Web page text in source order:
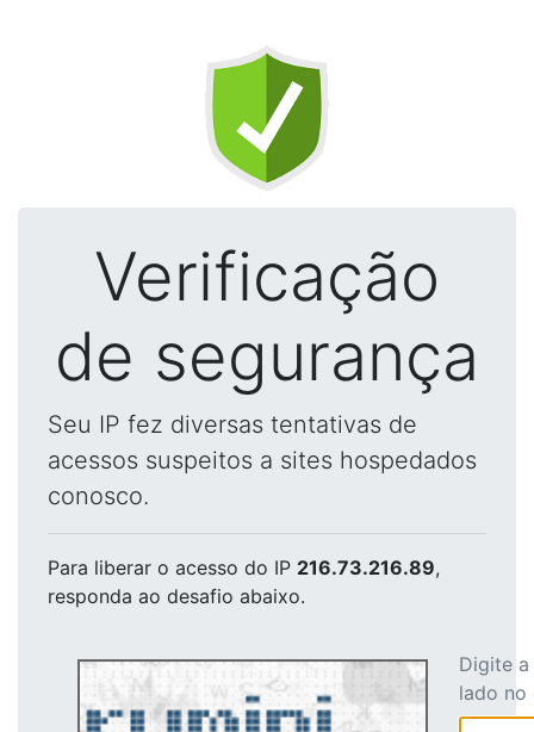
Verificação
de segurança
Seu IP fez diversas tentativas de
acessos suspeitos a sites hospedados
conosco.
Para liberar o acesso do IP 216.73.216.89,
responda ao desafio abaixo.
Digite
lado no